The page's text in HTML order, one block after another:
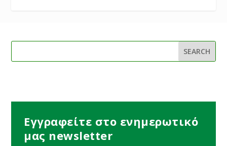
Εγγραφείτε στο ενημερωτικό
μας newsletter